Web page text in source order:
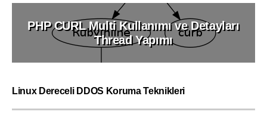
PHP CURL Multi Kullanımı ve Detayları
Thread Yapımı
Linux Dereceli DDOS Koruma Teknikleri